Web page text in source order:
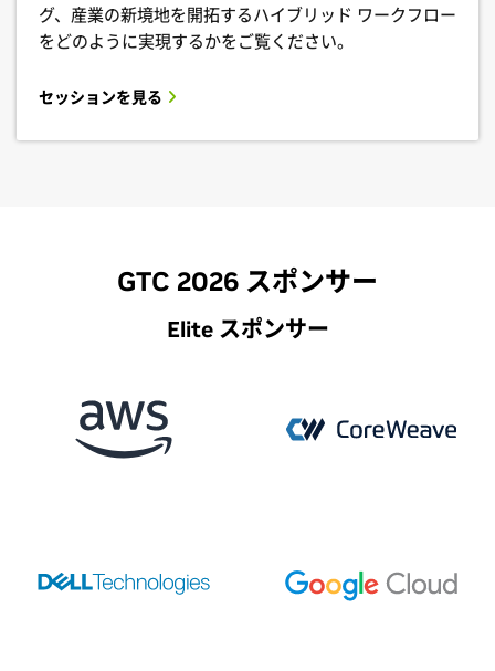
グ、産業の新境地を開拓するハイブリッド ワークフロー
をどのように実現するかをご覧ください。
セッションを見る
GTC 2026 スポンサー
Elite スポンサー